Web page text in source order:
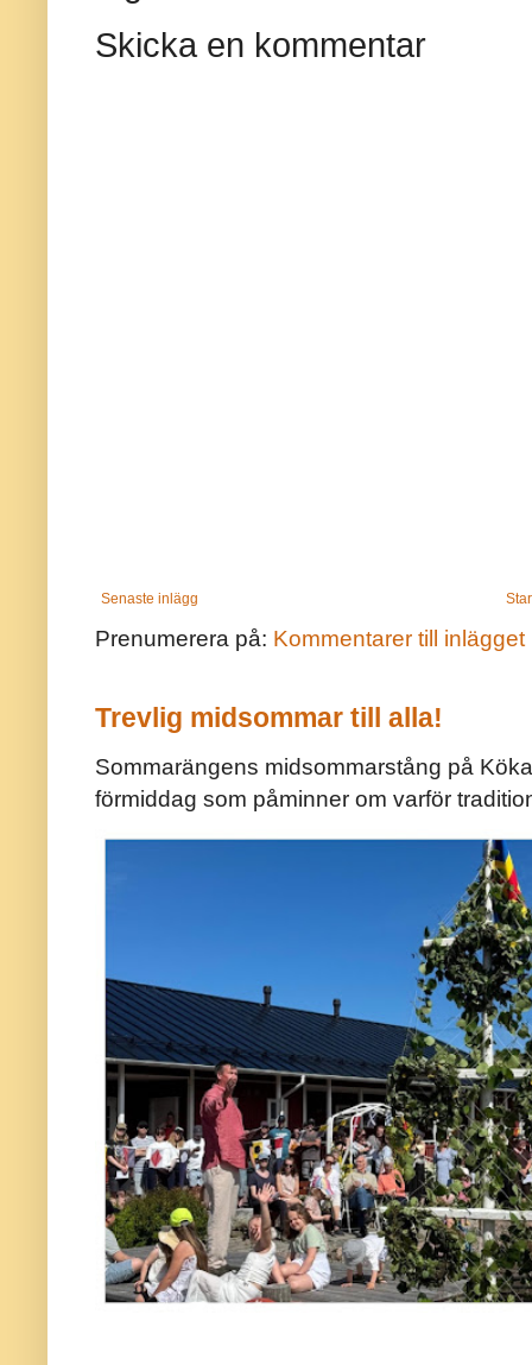
Skicka en kommentar
Senaste inlägg
Prenumerera på: Kommentarer till inlägget
Trevlig midsommar till alla!
Sommarängens midsommarstång på
förmiddag som påminner om varför